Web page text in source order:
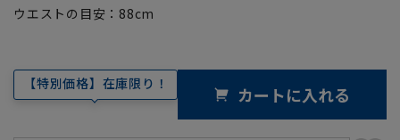
ウエストの目安： 88cm
【特別価格】在庫限り！ カートに入れる